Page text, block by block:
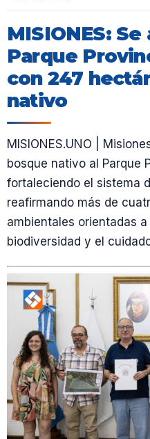
MISIONES:
Parque
con 247
nativo
MISIONES.UNO |
bosque nativo al Parque
fortaleciendo el sistema
reafirmando más de
ambientales orientadas
biodiversidad y el